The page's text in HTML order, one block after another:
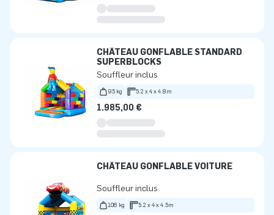
CHÂTEAU GONFLABLE STANDARD
SUPERBLOCKS
Souffleur inclus
95 kg 5.2 x 4 x 4.8m
1.985,00 €
CHÂTEAU GONFLABLE VOITURE
Souffleur inclus
106 kg 5.2 x 4 x 4.5m